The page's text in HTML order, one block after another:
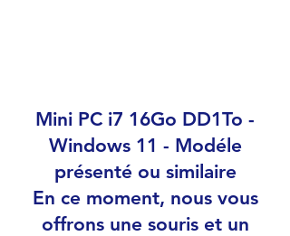
Mini PC i7 16Go DD1To -
Windows 11 - Modéle
présenté ou similaire
En ce moment, nous vous
offrons une souris et un